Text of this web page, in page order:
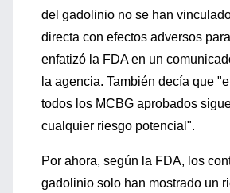
del gadolinio no se han
directa con efectos adversos
enfatizó la FDA en un
la agencia. También decía que
todos los MCBG aprobados
cualquier riesgo potencial".
Por ahora, según la FDA, los
gadolinio solo han mostrado un